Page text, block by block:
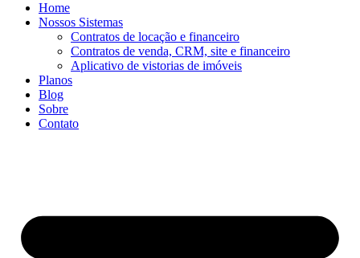
Home
Nossos Sistemas
Contratos de locação e financeiro
Contratos de venda, CRM, site e financeiro
Aplicativo de vistorias de imóveis
Planos
Blog
Sobre
Contato